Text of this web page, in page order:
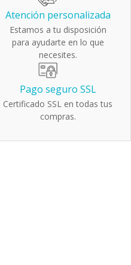
Atención personalizada
Estamos a tu disposición
para ayudarte en lo que
necesites.
Pago seguro SSL
Certificado SSL en todas tus
compras.